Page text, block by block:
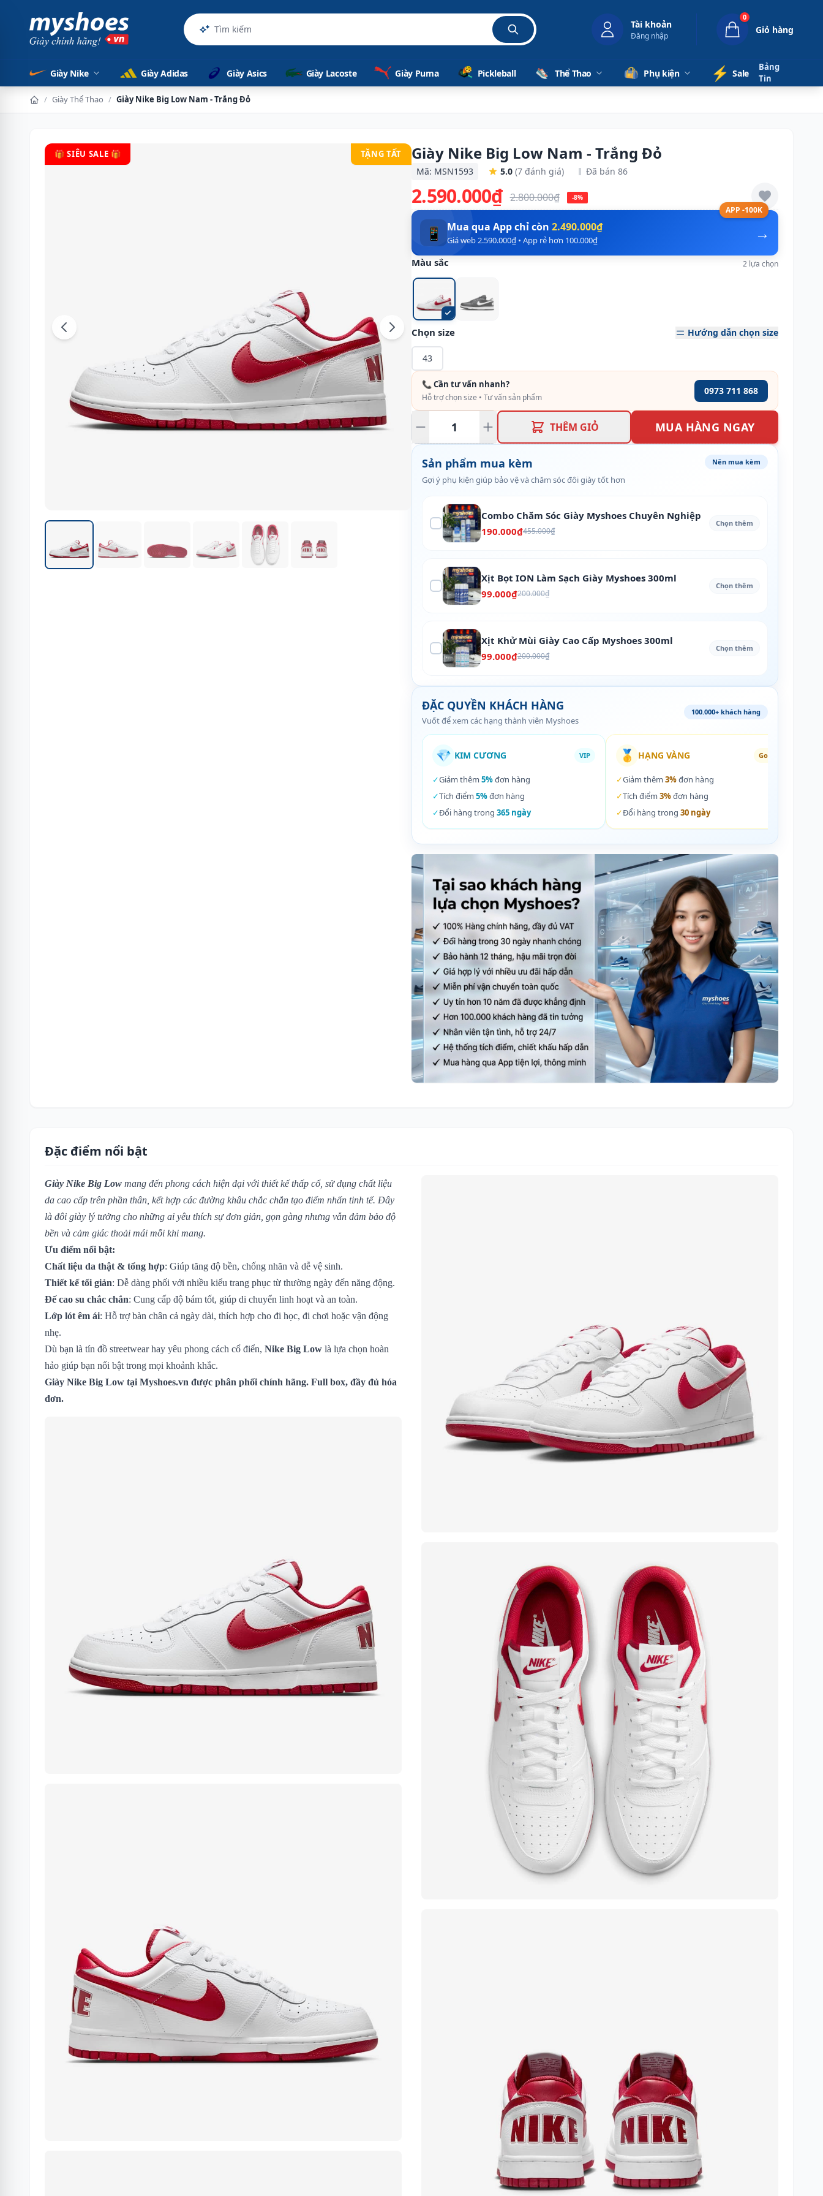
Sản phẩm Tài khoản
Đăng nhập
0
Giỏ hàng
Giày Nike Giày Adidas Giày Asics Giày Lacoste Giày Puma Pickleball Thể Thao Phụ kiện ⚡️ Sale
Bảng
Tin
/ Giày Thể Thao / Giày Nike Big Low Nam - Trắng Đỏ
🎁 SIÊU SALE 🎁 TẶNG TẤT Giày Nike Big Low Nam - Trắng Đỏ
Mã: MSN1593 5.0 (7 đánh giá) Đã bán 86
2.590.000₫ 2.800.000₫ -8%
APP -100K
→
📱 Mua qua App chỉ còn 2.490.000₫
Giá web 2.590.000₫ • App rẻ hơn 100.000₫
Màu sắc 2 lựa chọn
Chọn size Hướng dẫn chọn size
43
📞 Cần tư vấn nhanh?
Hỗ trợ chọn size • Tư vấn sản phẩm
0973 711 868
THÊM GIỎ MUA HÀNG NGAY
Sản phẩm mua kèm
Gợi ý phụ kiện giúp bảo vệ và chăm sóc đôi giày tốt hơn
Nên mua kèm
Combo Chăm Sóc Giày Myshoes Chuyên Nghiệp
190.000₫455.000₫
Chọn thêm
Xịt Bọt ION Làm Sạch Giày Myshoes 300ml
99.000₫200.000₫
Chọn thêm
Xịt Khử Mùi Giày Cao Cấp Myshoes 300ml
99.000₫200.000₫
Chọn thêm
ĐẶC QUYỀN KHÁCH HÀNG
Vuốt để xem các hạng thành viên Myshoes
100.000+ khách hàng
💎 KIM CƯƠNG VIP
✓Giảm thêm 5%đơn hàng
✓Tích điểm 5%đơn hàng
✓Đổi hàng trong 365 ngày
🥇 HẠNG VÀNG Gold
✓Giảm thêm 3%đơn hàng
✓Tích điểm 3%đơn hàng
✓Đổi hàng trong 30 ngày
Đặc điểm nổi bật
Giày Nike Big Low mang đến phong cách hiện đại với thiết kế thấp cổ, sử dụng chất liệu
da cao cấp trên phần thân, kết hợp các đường khâu chắc chắn tạo điểm nhấn tinh tế. Đây
là đôi giày lý tưởng cho những ai yêu thích sự đơn giản, gọn gàng nhưng vẫn đảm bảo độ
bền và cảm giác thoải mái mỗi khi mang.
Ưu điểm nổi bật:
Chất liệu da thật & tổng hợp: Giúp tăng độ bền, chống nhăn và dễ vệ sinh.
Thiết kế tối giản: Dễ dàng phối với nhiều kiểu trang phục từ thường ngày đến năng động.
Đế cao su chắc chắn: Cung cấp độ bám tốt, giúp di chuyển linh hoạt và an toàn.
Lớp lót êm ái: Hỗ trợ bàn chân cả ngày dài, thích hợp cho đi học, đi chơi hoặc vận động
nhẹ.
Dù bạn là tín đồ streetwear hay yêu phong cách cổ điển, Nike Big Low là lựa chọn hoàn
hảo giúp bạn nổi bật trong mọi khoảnh khắc.
Giày Nike Big Low tại Myshoes.vn được phân phối chính hãng. Full box, đầy đủ hóa
đơn.